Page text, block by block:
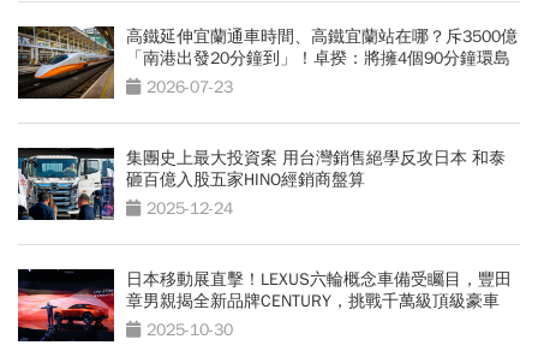
高鐵延伸宜蘭通車時間、高鐵宜蘭站在哪？斥3500億
「南港出發20分鐘到」！卓揆：將擁4個90分鐘環島
網 2026-07-23
集團史上最大投資案 用台灣銷售絕學反攻日本 和泰
砸百億入股五家HINO經銷商盤算
2025-12-24
日本移動展直擊！LEXUS六輪概念車備受矚目，豐田
章男親揭全新品牌CENTURY，挑戰千萬級頂級豪車
2025-10-30